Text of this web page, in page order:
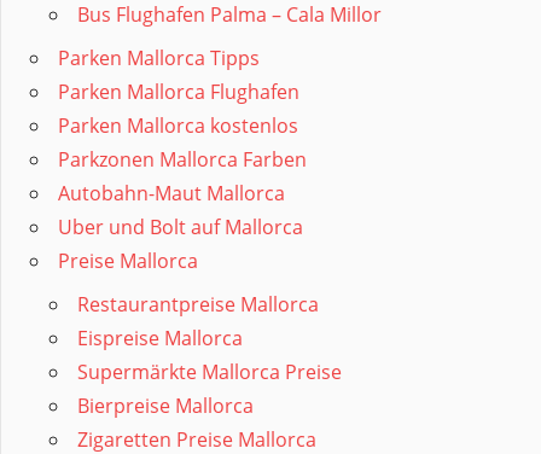
Bus Flughafen Palma – Cala Millor
Parken Mallorca Tipps
Parken Mallorca Flughafen
Parken Mallorca kostenlos
Parkzonen Mallorca Farben
Autobahn-Maut Mallorca
Uber und Bolt auf Mallorca
Preise Mallorca
Restaurantpreise Mallorca
Eispreise Mallorca
Supermärkte Mallorca Preise
Bierpreise Mallorca
Zigaretten Preise Mallorca